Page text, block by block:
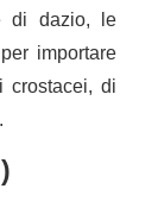
di dazio, le
importare
crostacei, di